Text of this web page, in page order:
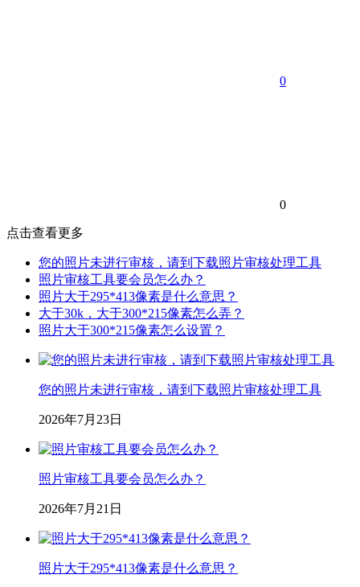
0
0
点击查看更多
您的照片未进行审核，请到下载照片审核处理工具
照片审核工具要会员怎么办？
照片大于295*413像素是什么意思？
大于30k，大于300*215像素怎么弄？
照片大于300*215像素怎么设置？
您的照片未进行审核，请到下载照片审核处理工具
2026年7月23日
照片审核工具要会员怎么办？
2026年7月21日
照片大于295*413像素是什么意思？